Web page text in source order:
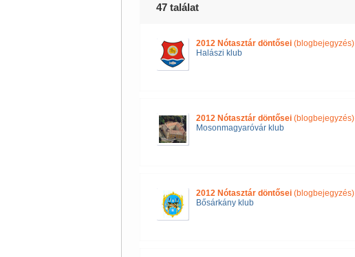
47 találat
2012 Nótasztár döntősei(blogbejegyzés)
Halászi klub
2012 Nótasztár döntősei(blogbejegyzés)
Mosonmagyaróvár klub
2012 Nótasztár döntősei(blogbejegyzés)
Bősárkány klub